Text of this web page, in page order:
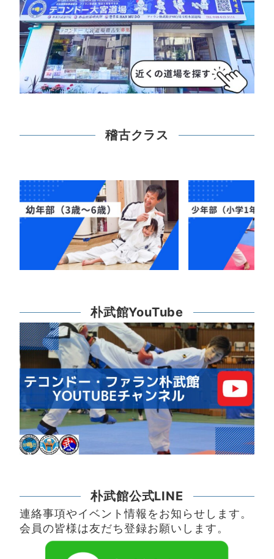
稽古クラス
朴武館YouTube
朴武館公式LINE
連絡事項やイベント情報をお知らせします。
会員の皆様は友だち登録お願いします。